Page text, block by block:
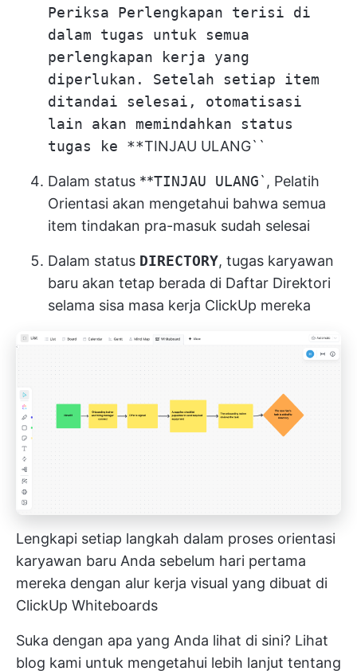
Periksa Perlengkapan terisi di
dalam tugas untuk semua
perlengkapan kerja yang
diperlukan. Setelah setiap item
ditandai selesai, otomatisasi
lain akan memindahkan status
tugas ke **TINJAU ULANG``
Dalam status **TINJAU ULANG`, Pelatih
Orientasi akan mengetahui bahwa semua
item tindakan pra-masuk sudah selesai
Dalam status DIRECTORY, tugas karyawan
baru akan tetap berada di Daftar Direktori
selama sisa masa kerja ClickUp mereka
Lengkapi setiap langkah dalam proses orientasi
karyawan baru Anda sebelum hari pertama
mereka dengan alur kerja visual yang dibuat di
ClickUp Whiteboards
Suka dengan apa yang Anda lihat di sini? Lihat
blog kami untuk mengetahui lebih lanjut tentang